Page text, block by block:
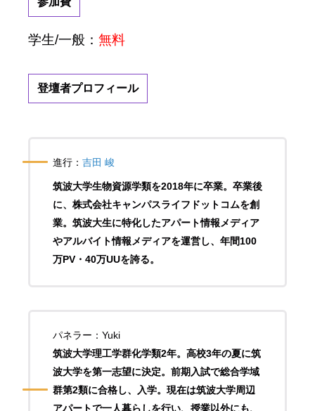
学生/一般： 無料
登壇者プロフィール
進行： 吉田 峻
筑波大学生物資源学類を2018年に卒業。卒業後
に、株式会社キャンパスライフドットコムを創
業。筑波大生に特化したアパート情報メディア
やアルバイト情報メディアを運営し、年間100
万PV・40万UUを誇る。
パネラー：Yuki
筑波大学理工学群化学類2年。高校3年の夏に筑
波大学を第一志望に決定。前期入試で総合学域
群第2類に合格し、入学。現在は筑波大学周辺
アパートで一人暮らしを行い、授業以外にも、